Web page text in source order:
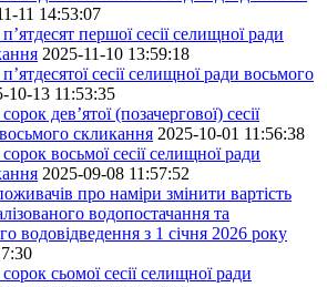
11 14:53:07
першої сесії селищної ради
2025-11-10 13:59:18
сесії селищної ради восьмого
10-13 11:53:35
дев’ятої (позачергової) сесії
скликання 2025-10-01 11:56:38
восьмої сесії селищної ради
2025-09-08 11:57:52
про наміри змінити вартість
водопостачання та
водовідведення з 1 січня 2026 року
сьомої сесії селищної ради